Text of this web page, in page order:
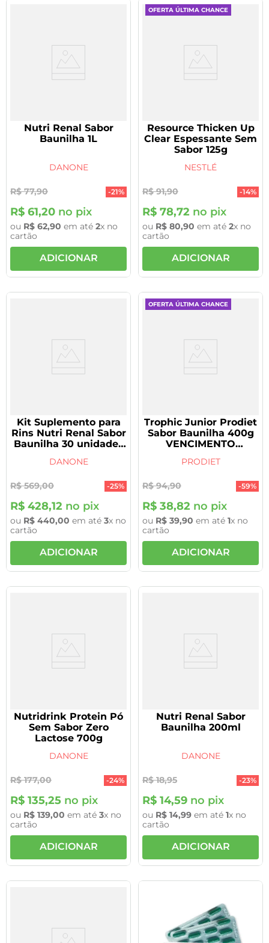
Nutri Renal Sabor
Baunilha 1L
DANONE
R$ 77,90 -21%
R$ 61,20 no pix
ou R$ 62,90 em até 2x no
cartão
ADICIONAR
OFERTA ÚLTIMA CHANCE
Resource Thicken Up
Clear Espessante Sem
Sabor 125g
NESTLÉ
R$ 91,90 -14%
R$ 78,72 no pix
ou R$ 80,90 em até 2x no
cartão
ADICIONAR
Kit Suplemento para
Rins Nutri Renal Sabor
Baunilha 30 unidades
DANONE
R$ 569,00 -25%
R$ 428,12 no pix
ou R$ 440,00 em até 3x no
cartão
ADICIONAR
OFERTA ÚLTIMA CHANCE
Trophic Junior Prodiet
Sabor Baunilha 400g
VENCIMENTO
PRODIET
R$ 94,90 -59%
R$ 38,82 no pix
ou R$ 39,90 em até 1x no
cartão
ADICIONAR
Nutridrink Protein Pó
Sem Sabor Zero
Lactose 700g
DANONE
R$ 177,00 -24%
R$ 135,25 no pix
ou R$ 139,00 em até 3x no
cartão
ADICIONAR
Nutri Renal Sabor
Baunilha 200ml
DANONE
R$ 18,95 -23%
R$ 14,59 no pix
ou R$ 14,99 em até 1x no
cartão
ADICIONAR